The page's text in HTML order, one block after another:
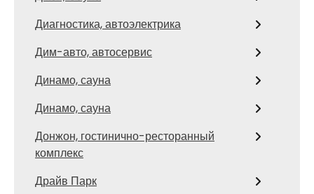
Диагностика, автоэлектрика
Дим-авто, автосервис
Динамо, сауна
Динамо, сауна
Донжон, гостинично-ресторанный
комплекс
Драйв Парк